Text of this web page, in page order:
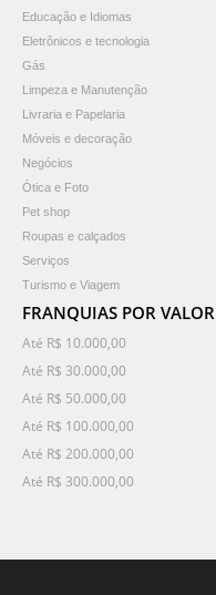
Educação e Idiomas
Eletrônicos e tecnologia
Gás
Limpeza e Manutenção
Livraria e Papelaria
Móveis e decoração
Negócios
Ótica e Foto
Pet shop
Roupas e calçados
Serviços
Turismo e Viagem
FRANQUIAS POR VALOR
Até R$ 10.000,00
Até R$ 30.000,00
Até R$ 50.000,00
Até R$ 100.000,00
Até R$ 200.000,00
Até R$ 300.000,00